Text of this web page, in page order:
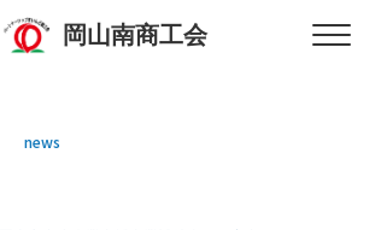
岡山南商工会
news